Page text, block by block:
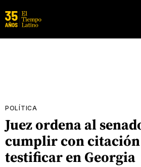
POLÍTICA
Juez ordena al
cumplir con
testificar en Georgia